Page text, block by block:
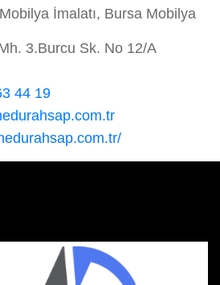
İmalatı, Bursa Mobilya
3.Burcu Sk. No 12/A
44 19